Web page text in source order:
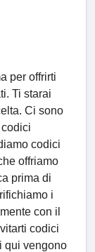
per offrirti
Ti starai
Ci sono
codici
offriamo
prima di
i
con il
codici
qui vengono